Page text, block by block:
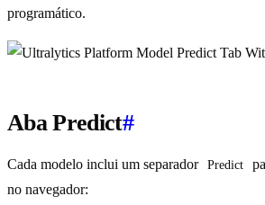
programático.
Aba Predict#
Cada modelo inclui um separador Predict
no navegador: